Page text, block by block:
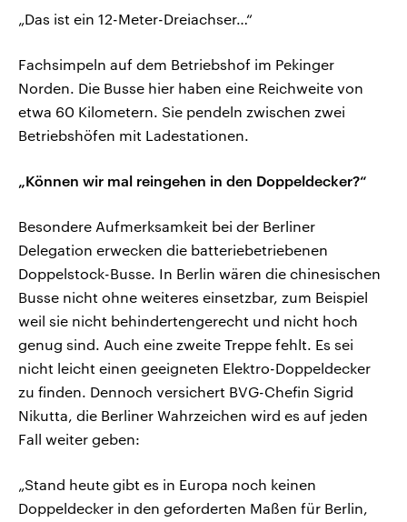
„Das ist ein 12-Meter-Dreiachser…“
Fachsimpeln auf dem Betriebshof im Pekinger
Norden. Die Busse hier haben eine Reichweite von
etwa 60 Kilometern. Sie pendeln zwischen zwei
Betriebshöfen mit Ladestationen.
„Können wir mal reingehen in den Doppeldecker?“
Besondere Aufmerksamkeit bei der Berliner
Delegation erwecken die batteriebetriebenen
Doppelstock-Busse. In Berlin wären die chinesischen
Busse nicht ohne weiteres einsetzbar, zum Beispiel
weil sie nicht behindertengerecht und nicht hoch
genug sind. Auch eine zweite Treppe fehlt. Es sei
nicht leicht einen geeigneten Elektro-Doppeldecker
zu finden. Dennoch versichert BVG-Chefin Sigrid
Nikutta, die Berliner Wahrzeichen wird es auf jeden
Fall weiter geben:
„Stand heute gibt es in Europa noch keinen
Doppeldecker in den geforderten Maßen für Berlin,